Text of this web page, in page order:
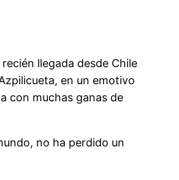
llegada desde Chile
en un emotivo
con muchas ganas de
no ha perdido un